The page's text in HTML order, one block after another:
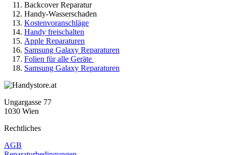
Backcover Reparatur
Handy-Wasserschaden
Kostenvoranschläge
Handy freischalten
Apple Reparaturen
Samsung Galaxy Reparaturen
Folien für alle Geräte
Samsung Galaxy Reparaturen
Ungargasse 77
1030 Wien
Rechtliches
AGB